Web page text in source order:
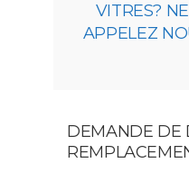
VITRES?
APPELEZ
DEMANDE DE